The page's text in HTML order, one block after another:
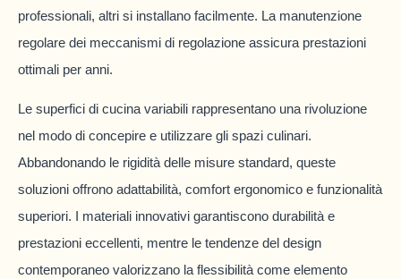
professionali, altri si installano facilmente. La manutenzione
regolare dei meccanismi di regolazione assicura prestazioni
ottimali per anni.
Le superfici di cucina variabili rappresentano una rivoluzione
nel modo di concepire e utilizzare gli spazi culinari.
Abbandonando le rigidità delle misure standard, queste
soluzioni offrono adattabilità, comfort ergonomico e funzionalità
superiori. I materiali innovativi garantiscono durabilità e
prestazioni eccellenti, mentre le tendenze del design
contemporaneo valorizzano la flessibilità come elemento